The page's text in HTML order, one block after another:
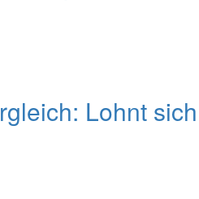
Lohnt sich